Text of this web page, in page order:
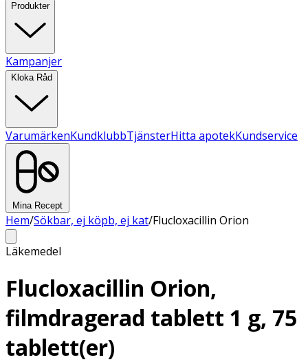
Produkter
Kampanjer
Kloka Råd
VarumärkenKundklubbTjänsterHitta apotekKundservice
Mina Recept
Hem/Sökbar, ej köpb, ej kat/Flucloxacillin Orion
Läkemedel
Flucloxacillin Orion,
filmdragerad tablett 1 g, 75
tablett(er)